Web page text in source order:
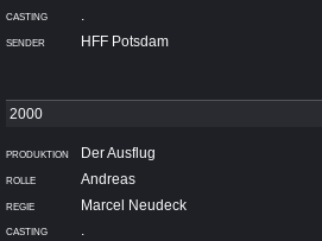
.
HFF Potsdam
Der Ausflug
Andreas
Marcel Neudeck
.